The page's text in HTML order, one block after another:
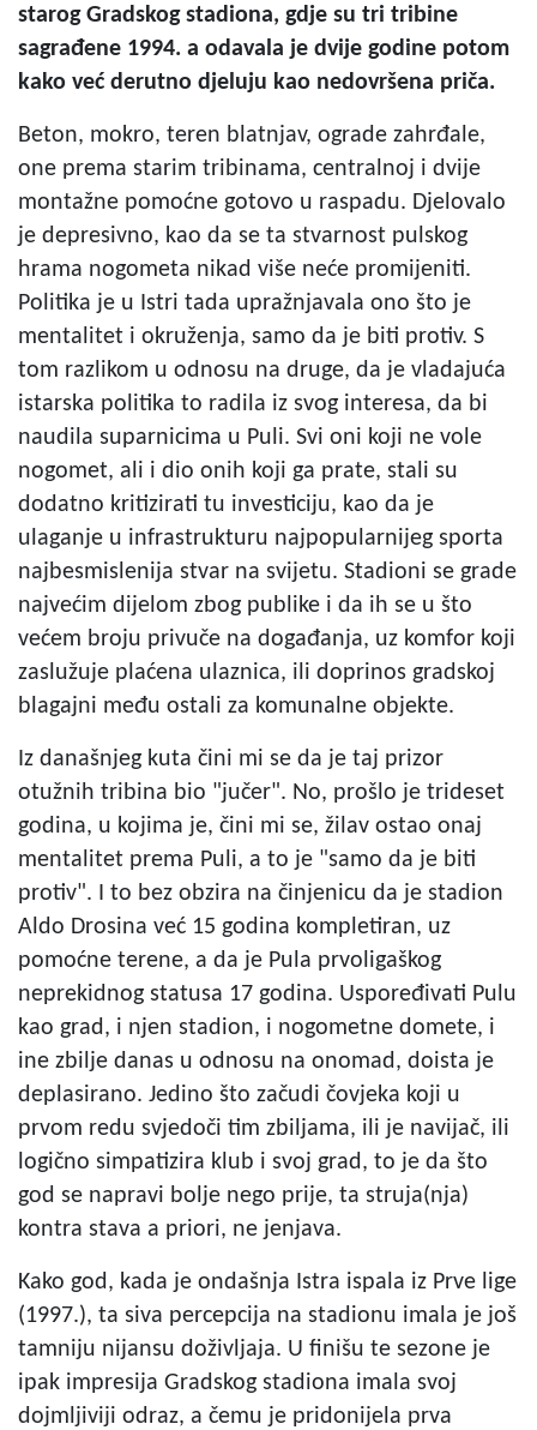
starog Gradskog stadiona, gdje su tri tribine
sagrađene 1994. a odavala je dvije godine potom
kako već derutno djeluju kao nedovršena priča.
Beton, mokro, teren blatnjav, ograde zahrđale,
one prema starim tribinama, centralnoj i dvije
montažne pomoćne gotovo u raspadu. Djelovalo
je depresivno, kao da se ta stvarnost pulskog
hrama nogometa nikad više neće promijeniti.
Politika je u Istri tada upražnjavala ono što je
mentalitet i okruženja, samo da je biti protiv. S
tom razlikom u odnosu na druge, da je vladajuća
istarska politika to radila iz svog interesa, da bi
naudila suparnicima u Puli. Svi oni koji ne vole
nogomet, ali i dio onih koji ga prate, stali su
dodatno kritizirati tu investiciju, kao da je
ulaganje u infrastrukturu najpopularnijeg sporta
najbesmislenija stvar na svijetu. Stadioni se grade
najvećim dijelom zbog publike i da ih se u što
većem broju privuče na događanja, uz komfor koji
zaslužuje plaćena ulaznica, ili doprinos gradskoj
blagajni među ostali za komunalne objekte.
Iz današnjeg kuta čini mi se da je taj prizor
otužnih tribina bio "jučer". No, prošlo je trideset
godina, u kojima je, čini mi se, žilav ostao onaj
mentalitet prema Puli, a to je "samo da je biti
protiv". I to bez obzira na činjenicu da je stadion
Aldo Drosina već 15 godina kompletiran, uz
pomoćne terene, a da je Pula prvoligaškog
neprekidnog statusa 17 godina. Uspoređivati Pulu
kao grad, i njen stadion, i nogometne domete, i
ine zbilje danas u odnosu na onomad, doista je
deplasirano. Jedino što začudi čovjeka koji u
prvom redu svjedoči tim zbiljama, ili je navijač, ili
logično simpatizira klub i svoj grad, to je da što
god se napravi bolje nego prije, ta struja(nja)
kontra stava a priori, ne jenjava.
Kako god, kada je ondašnja Istra ispala iz Prve lige
(1997.), ta siva percepcija na stadionu imala je još
tamniju nijansu doživljaja. U finišu te sezone je
ipak impresija Gradskog stadiona imala svoj
dojmljiviji odraz, a čemu je pridonijela prva